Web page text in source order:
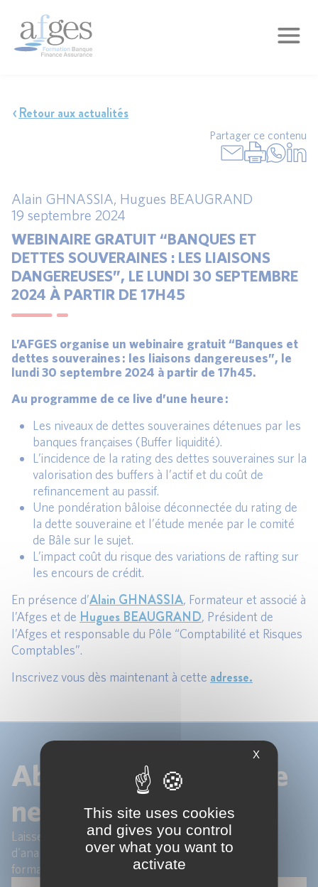
Retour aux actualités
Partager ce contenu
Alain GHNASSIA, Hugues BEAUGRAND
19 septembre 2024
WEBINAIRE GRATUIT “BANQUES ET
DETTES SOUVERAINES : LES LIAISONS
DANGEREUSES”, LE LUNDI 30 SEPTEMBRE
2024 À PARTIR DE 17H45
L’AFGES organise un webinaire gratuit “Banques et
dettes souveraines : les liaisons dangereuses”, le
lundi 30 septembre 2024 à partir de 17h45.
Au programme de ce live d’une heure :
Les niveaux de dettes souveraines détenues par les
banques françaises (Buffer liquidité).
L’incidence de la rating des dettes souveraines sur la
valorisation des buffers à l’actif et du coût de
refinancement au passif.
Une pondération bâloise déconnectée du rating de
la dette souveraine et l’étude menée par le comité
de Bâle sur le sujet.
L’impact coût du risque des variations de rafting sur
les encours de crédit.
En présence d’Alain GHNASSIA, Formateur et associé à
l’Afges et de Hugues BEAUGRAND, Président de
l’Afges et responsable du Pôle “Comptabilité et Risques
Comptables”.
Inscrivez vous dès maintenant à cette adresse.
Abonnez-vous à notre
newsletter !
Laissez-nous votre email pour recevoir les articles
d'analyse de nos experts et les actualités de nos
formations.
X
This site uses cookies
and gives you control
over what you want to
activate